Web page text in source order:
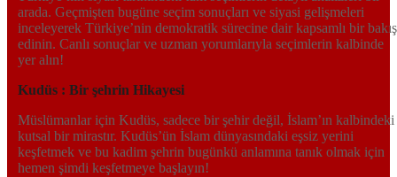
arada. Geçmişten bugüne seçim sonuçları ve siyasi gelişmeleri
inceleyerek Türkiye’nin demokratik sürecine dair kapsamlı bir bakış
edinin. Canlı sonuçlar ve uzman yorumlarıyla seçimlerin kalbinde
yer alın!
Kudüs : Bir şehrin Hikayesi
Müslümanlar için Kudüs, sadece bir şehir değil, İslam’ın kalbindeki
kutsal bir mirastır. Kudüs’ün İslam dünyasındaki eşsiz yerini
keşfetmek ve bu kadim şehrin bugünkü anlamına tanık olmak için
hemen şimdi keşfetmeye başlayın!